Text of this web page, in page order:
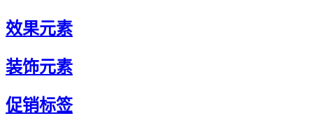
效果元素
装饰元素
促销标签